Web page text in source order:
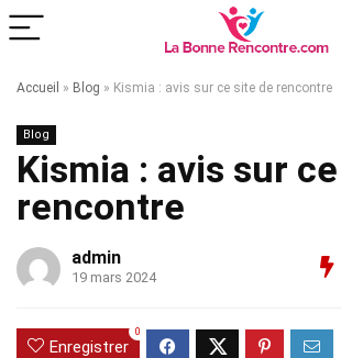
Accueil » Blog » Kismia : avis sur ce site de rencontre
Blog
Kismia : avis sur
rencontre
admin
19 mars 2024
Enregistrer
0